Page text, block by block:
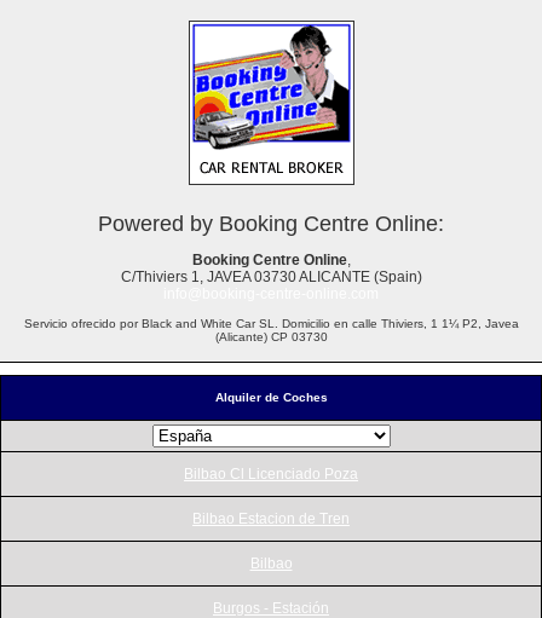
Alquiler de Coches
Bilbao Cl Licenciado Poza
Bilbao Estacion de Tren
Bilbao
Burgos - Estación
Powered by Booking Centre Online:
Booking Centre Online,
C/Thiviers 1, JAVEA 03730 ALICANTE (Spain)
Servicio ofrecido por Black and White Car SL. Domicilio en calle Thiviers, 1 1¼ P2, Javea
(Alicante) CP 03730